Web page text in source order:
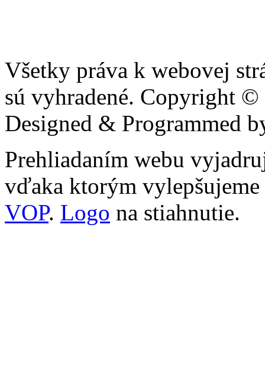
Všetky práva k webovej
sú vyhradené. Copyright ©
Designed & Programmed
Prehliadaním webu
vďaka ktorým
VOP. Logo na stiahnutie.